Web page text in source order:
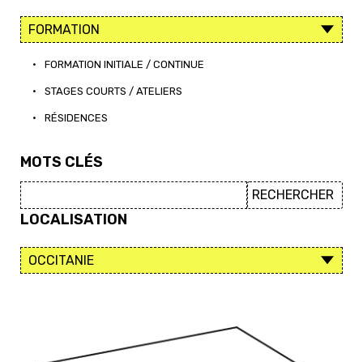
• FORMATION INITIALE / CONTINUE
• STAGES COURTS / ATELIERS
• RÉSIDENCES
MOTS CLÉS
LOCALISATION